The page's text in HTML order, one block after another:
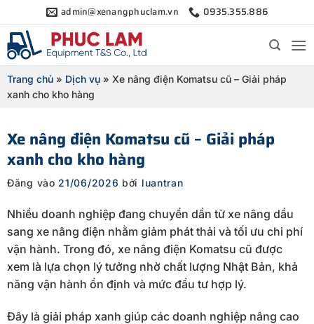
qua
nội
dung
admin@xenangphuclam.vn 0935.355.886
Trang chủ » Dịch vụ » Xe nâng điện Komatsu cũ – Giải pháp
xanh cho kho hàng
Xe nâng điện Komatsu cũ – Giải pháp
xanh cho kho hàng
Đăng vào 21/06/2026 bởi luantran
Nhiều doanh nghiệp đang chuyển dần từ xe nâng dầu
sang xe nâng điện nhằm giảm phát thải và tối ưu chi phí
vận hành. Trong đó, xe nâng điện Komatsu cũ được
xem là lựa chọn lý tưởng nhờ chất lượng Nhật Bản, khả
năng vận hành ổn định và mức đầu tư hợp lý.
Đây là giải pháp xanh giúp các doanh nghiệp nâng cao